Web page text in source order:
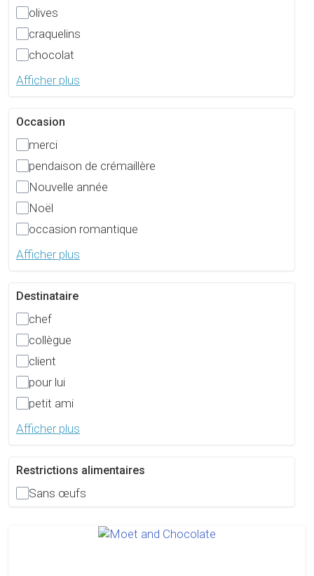
olives
craquelins
chocolat
Afficher plus
Occasion
merci
pendaison de crémaillère
Nouvelle année
Noël
occasion romantique
Afficher plus
Destinataire
chef
collègue
client
pour lui
petit ami
Afficher plus
Restrictions alimentaires
Sans œufs